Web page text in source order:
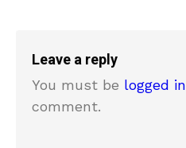
Leave a reply
You must be logged in
comment.